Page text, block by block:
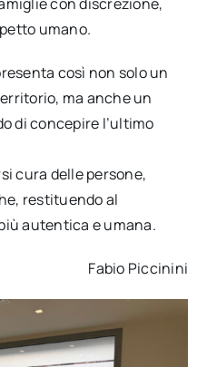
umano.
così non solo un
ma anche un
di concepire l’ultimo
cura delle persone,
restituendo al
autentica e umana.
Fabio Piccinini